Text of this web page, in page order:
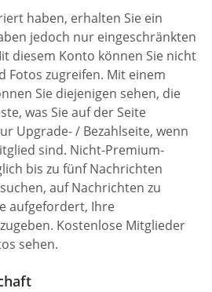
haben, erhalten Sie ein
jedoch nur eingeschränkten
diesem Konto können Sie nicht
Fotos zugreifen. Mit einem
Sie diejenigen sehen, die
was Sie auf der Seite
Upgrade- / Bezahlseite, wenn
sind. Nicht-Premium-
bis zu fünf Nachrichten
auf Nachrichten zu
aufgefordert, Ihre
Kostenlose Mitglieder
sehen.